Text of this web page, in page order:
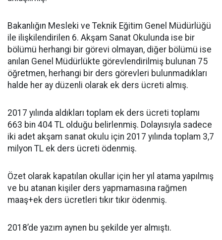
Bakanlığın Mesleki ve Teknik Eğitim Genel Müdürlüğü
ile ilişkilendirilen 6. Akşam Sanat Okulunda ise bir
bölümü herhangi bir görevi olmayan, diğer bölümü ise
anılan Genel Müdürlükte görevlendirilmiş bulunan 75
öğretmen, herhangi bir ders görevleri bulunmadıkları
halde her ay düzenli olarak ek ders ücreti almış.
2017 yılında aldıkları toplam ek ders ücreti toplamı
663 bin 404 TL olduğu belirlenmiş. Dolayısıyla sadece
iki adet akşam sanat okulu için 2017 yılında toplam 3,7
milyon TL ek ders ücreti ödenmiş.
Özet olarak kapatılan okullar için her yıl atama yapılmış
ve bu atanan kişiler ders yapmamasına rağmen
maaş+ek ders ücretleri tıkır tıkır ödenmiş.
2018’de yazım aynen bu şekilde yer almıştı.